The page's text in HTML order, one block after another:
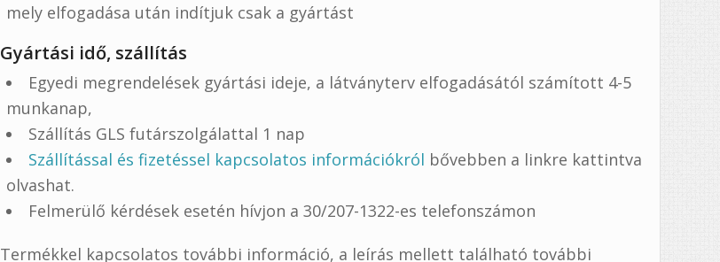
mely elfogadása után indítjuk csak a gyártást
Gyártási idő, szállítás
Egyedi megrendelések gyártási ideje, a látványterv elfogadásától számított 4-5
munkanap,
Szállítás GLS futárszolgálattal 1 nap
Szállítással és fizetéssel kapcsolatos információkról bővebben a linkre kattintva
olvashat.
Felmerülő kérdések esetén hívjon a 30/207-1322-es telefonszámon
Termékkel kapcsolatos további információ, a leírás mellett található további